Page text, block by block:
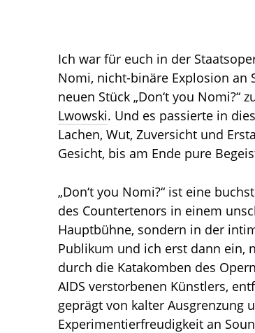
Ich war für euch in der
Nomi, nicht-binäre Explosion an
neuen Stück „Don‘t you
Lwowski. Und es passierte in
Lachen, Wut, Zuversicht und
Gesicht, bis am Ende pure
„Don‘t you Nomi?“ ist eine
des Countertenors in einem
Hauptbühne, sondern in der
Publikum und ich erst dann ein,
durch die Katakomben des
AIDS verstorbenen Künstlers,
geprägt von kalter Ausgrenzung
Experimentierfreudigkeit an